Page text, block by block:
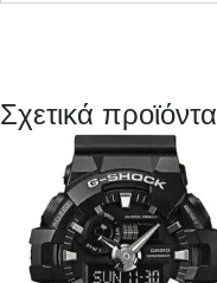
Σχετικά προϊόντα